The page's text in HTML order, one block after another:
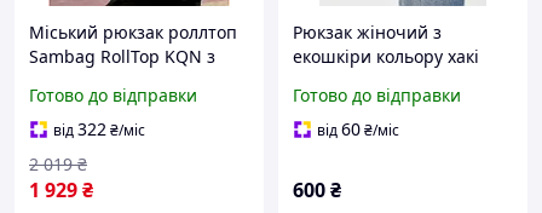
Міський рюкзак роллтоп
Sambag RollTop KQN з
водонепроникний з
екошкіри Хакі
Готово до відправки
від322₴/міс
1 929₴
2 019 ₴
Рюкзак жіночий з
екошкіри кольору хакі
доставка
Готово до відправки
від60₴/міс
600₴